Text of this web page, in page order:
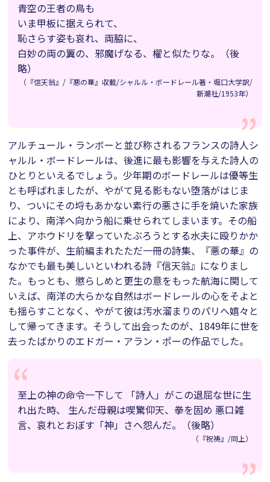
青空の王者の鳥も
いま甲板に据えられて、
恥さらす姿も哀れ、両脇に、
白妙の両の翼の、邪魔げなる、櫂と似たりな。（後
略）
（『信天翁』/『悪の華』収載/シャルル・ボードレール著・堀口大学訳/
新潮社/1953年）
アルチュール・ランボーと並び称されるフランスの詩人シ
ャルル・ボードレールは、後進に最も影響を与えた詩人の
ひとりといえるでしょう。少年期のボードレールは優等生
とも呼ばれましたが、やがて見る影もない堕落がはじま
り、ついにその埒もあかない素行の悪さに手を焼いた家族
により、南洋へ向かう船に乗せられてしまいます。その船
上、アホウドリを撃っていたぶろうとする水夫に殴りかか
った事件が、生前編まれたただ一冊の詩集、『悪の華』の
なかでも最も美しいといわれる詩『信天翁』になりまし
た。もっとも、懲らしめと更生の意をもった航海に関して
いえば、南洋の大らかな自然はボードレールの心をそよと
も揺らすことなく、やがて彼は汚水溜まりのパリへ嬉々と
して帰ってきます。そうして出会ったのが、1849年に世を
去ったばかりのエドガー・アラン・ポーの作品でした。
至上の神の命令一下して 「詩人」がこの退屈な世に生
れ出た時、 生んだ母親は喫驚仰天、拳を固め 悪口雑
言、哀れとおぼす「神」さへ怨んだ。（後略）
（『祝祷』/同上）